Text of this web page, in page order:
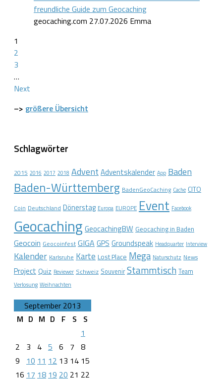
freundliche Guide zum Geocaching
geocaching.com 27.07.2026 Emma
1
2
3
…
Next
–> größere Übersicht
Schlagwörter
2015 2016 2017 2018 Advent Adventskalender App Baden
Baden-Württemberg BadenGeoCaching Cache CITO
Coin Deutschland Dönerstag Europa EUROPE Event Facebook
Geocaching GeocachingBW Geocaching in Baden
Geocoin Geocoinfest GIGA GPS Groundspeak Headquarter Interview
Kalender Karlsruhe Karte Lost Place Mega Naturschutz News
Project Quiz Reviewer Schweiz Souvenir Stammtisch Team
Verlosung Weihnachten
September 2013
M D M D F S
S
1
2
3 4 5 6 7 8
9
10 11 12 13 14 15
16 17 18 19 20 21 22